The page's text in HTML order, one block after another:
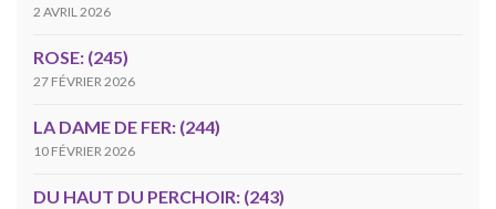
2 AVRIL 2026
ROSE: (245)
27 FÉVRIER 2026
LA DAME DE FER: (244)
10 FÉVRIER 2026
DU HAUT DU PERCHOIR: (243)